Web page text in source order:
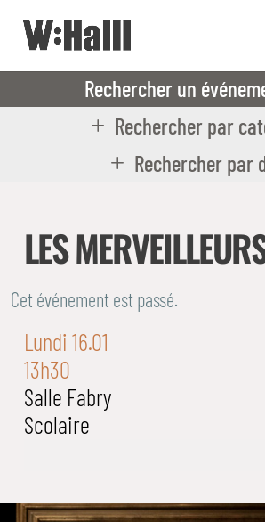
Rechercher un
Rechercher par
Rechercher par
LES
Cet événement est passé.
Lundi 16.01
13h30
Salle Fabry
Scolaire